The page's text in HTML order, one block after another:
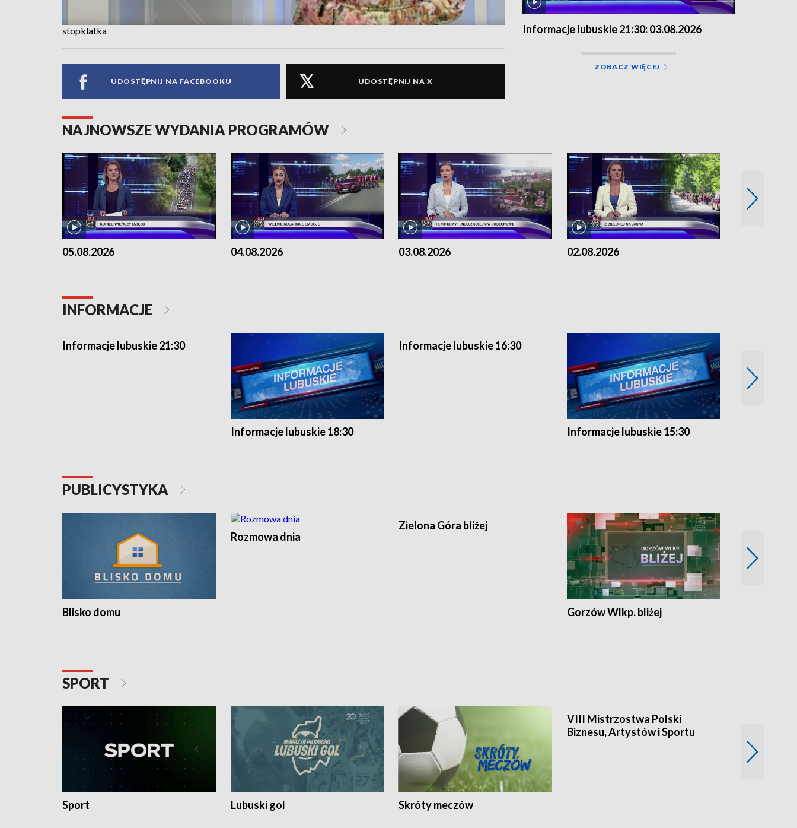
stopklatka
UDOSTĘPNIJ NA FACEBOOKU UDOSTĘPNIJ NA X
Informacje lubuskie 21:30: 03.08.2026
ZOBACZ WIĘCEJ
NAJNOWSZE WYDANIA PROGRAMÓW
05.08.2026 04.08.2026 03.08.2026 02.08.2026
INFORMACJE
Informacje lubuskie 21:30
Informacje lubuskie 18:30
Informacje lubuskie 16:30
Informacje lubuskie 15:30
PUBLICYSTYKA
Blisko domu
Rozmowa dnia
Zielona Góra bliżej
Gorzów Wlkp. bliżej
SPORT
Sport Lubuski gol Skróty meczów
VIII Mistrzostwa Polski
Biznesu, Artystów i Sportu